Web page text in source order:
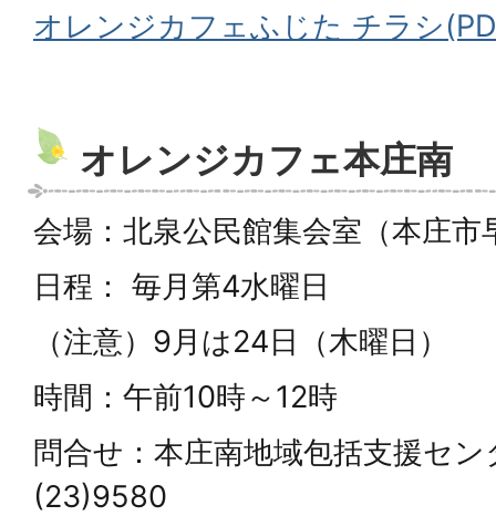
オレンジカフェふじた チラシ
オレンジカフェ本庄南
会場：北泉公民館集会室（本庄
日程： 毎月第4水曜日
（注意）9月は24日（木曜日）
時間：午前10時～12時
問合せ：本庄南地域包括支援セ
(23)9580